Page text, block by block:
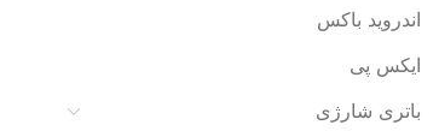
اندروید باکس
ایکس پی
باتری شارژی